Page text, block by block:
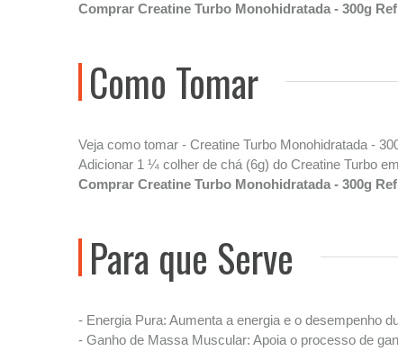
Comprar Creatine Turbo Monohidratada - 300g
Como Tomar
Veja como tomar - Creatine Turbo Monohidratada -
Adicionar 1 ¼ colher de chá (6g) do Creatine Turbo
Comprar Creatine Turbo Monohidratada - 300g
Para que Serve
- Energia Pura: Aumenta a energia e o desempenho
- Ganho de Massa Muscular: Apoia o processo de